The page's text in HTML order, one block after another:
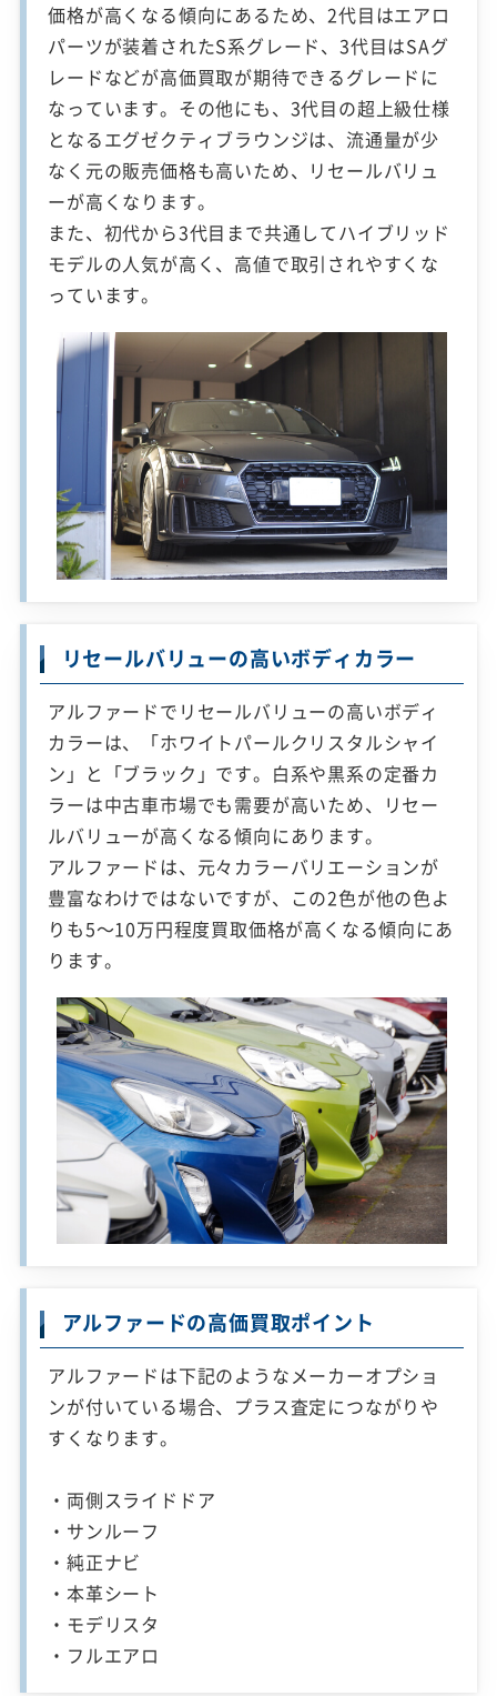
価格が高くなる傾向にあるため、2代目はエアロ
パーツが装着されたS系グレード、3代目はSAグ
レードなどが高価買取が期待できるグレードに
なっています。その他にも、3代目の超上級仕様
となるエグゼクティブラウンジは、流通量が少
なく元の販売価格も高いため、リセールバリュ
ーが高くなります。
また、初代から3代目まで共通してハイブリッド
モデルの人気が高く、高値で取引されやすくな
っています。
リセールバリューの高いボディカラー
アルファードでリセールバリューの高いボディ
カラーは、「ホワイトパールクリスタルシャイ
ン」と「ブラック」です。白系や黒系の定番カ
ラーは中古車市場でも需要が高いため、リセー
ルバリューが高くなる傾向にあります。
アルファードは、元々カラーバリエーションが
豊富なわけではないですが、この2色が他の色よ
りも5～10万円程度買取価格が高くなる傾向にあ
ります。
アルファードの高価買取ポイント
アルファードは下記のようなメーカーオプショ
ンが付いている場合、プラス査定につながりや
すくなります。
・両側スライドドア
・サンルーフ
・純正ナビ
・本革シート
・モデリスタ
・フルエアロ